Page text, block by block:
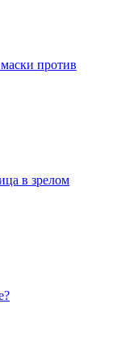
против
в зрелом